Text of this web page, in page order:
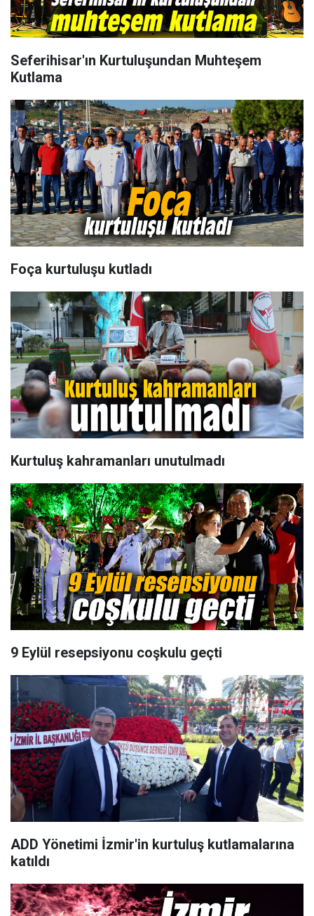
Seferihisar'ın Kurtuluşundan Muhteşem
Kutlama
Foça kurtuluşu kutladı
Kurtuluş kahramanları unutulmadı
9 Eylül resepsiyonu coşkulu geçti
ADD Yönetimi İzmir'in kurtuluş kutlamalarına
katıldı